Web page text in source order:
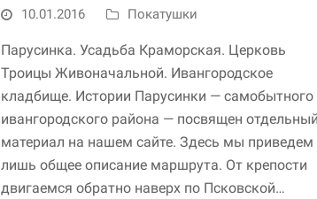
10.01.2016 Покатушки
Парусинка. Усадьба Краморская. Церковь
Троицы Живоначальной. Ивангородское
кладбище. Истории Парусинки — самобытного
ивангородского района — посвящен отдельный
материал на нашем сайте. Здесь мы приведем
лишь общее описание маршрута. От крепости
двигаемся обратно наверх по Псковской…
обязательно. Они
веб-сайта.
Статистика и
аналитика
Для того чтобы